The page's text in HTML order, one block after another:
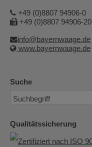
+49 (0)8807 94906-0
+49 (0)8807 94906-20
info@bayernwaage.de
www.bayernwaage.de
Suche
Qualitätssicherung